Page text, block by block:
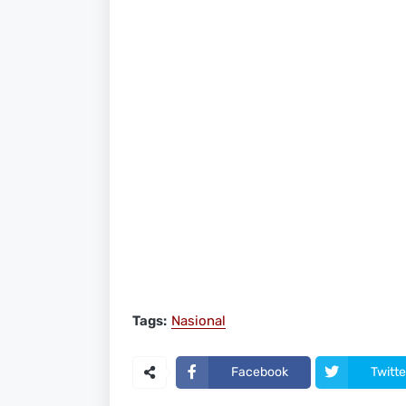
Tags: Nasional
Facebook